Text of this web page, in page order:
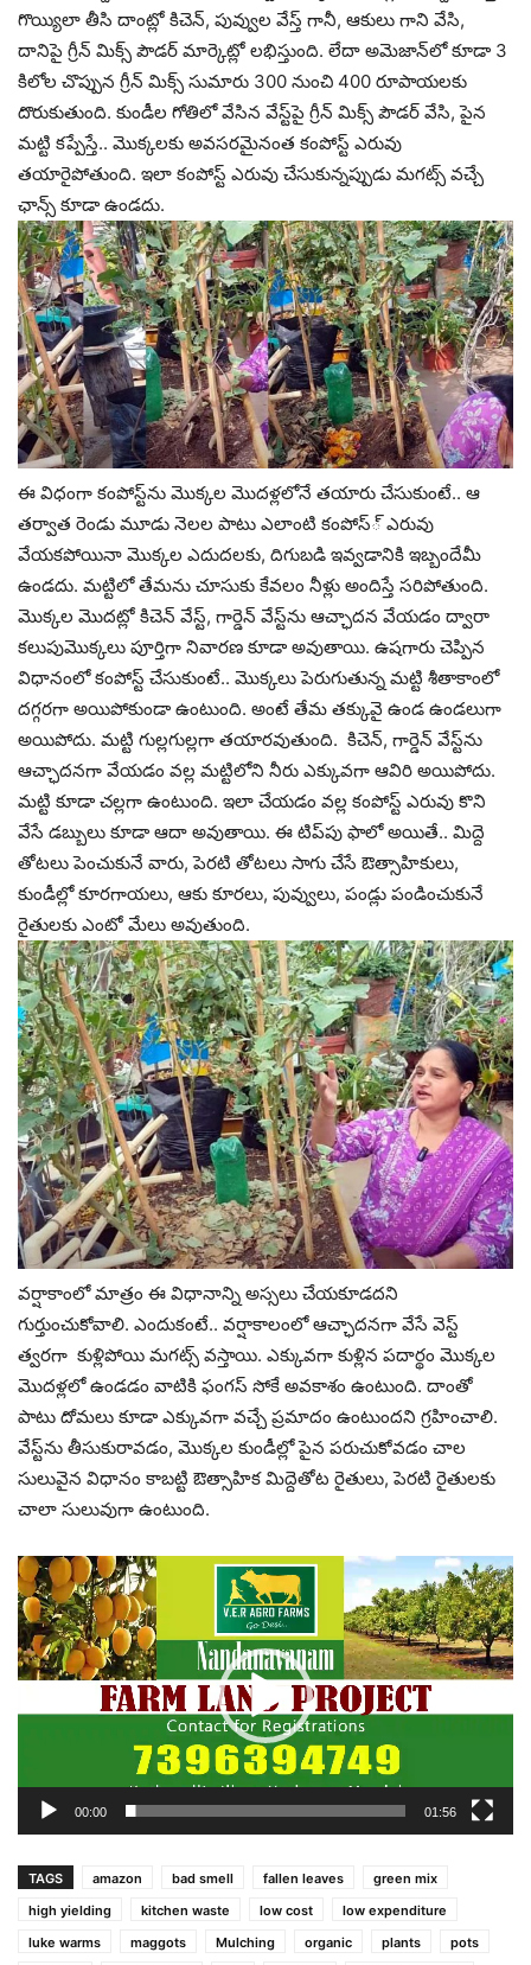
గొయ్యిలా తీసి దాంట్లో కిచెన్‌, పువ్వుల వేస్త్‌ గానీ, ఆకులు గాని వేసి,
దానిపై గ్రీన్‌ మిక్స్ పౌడర్ మార్కెట్లో లభిస్తుంది. లేదా అమెజాన్‌లో కూడా 3
కిలోల చొప్పున గ్రీన్ మిక్స్‌ సుమారు 300 నుంచి 400 రూపాయలకు
దొరుకుతుంది. కుండీల గోతిలో వేసిన వేస్ట్‌పై గ్రీన్ మిక్స్‌ పౌడర్ వేసి, పైన
మట్టి కప్పేస్తే.. మొక్కలకు అవసరమైనంత కంపోస్ట్‌ ఎరువు
తయారైపోతుంది. ఇలా కంపోస్ట్ ఎరువు చేసుకున్నప్పుడు మగట్స్ వచ్చే
ఛాన్స్ కూడా ఉండదు.
ఈ విధంగా కంపోస్ట్‌ను మొక్కల మొదళ్లలోనే తయారు చేసుకుంటే.. ఆ
తర్వాత రెండు మూడు నెలల పాటు ఎలాంటి కంపోస్‌్ ఎరువు
వేయకపోయినా మొక్కల ఎదుదలకు, దిగుబడి ఇవ్వడానికి ఇబ్బందేమీ
ఉండదు. మట్టిలో తేమను చూసుకు కేవలం నీళ్లు అందిస్తే సరిపోతుంది.
మొక్కల మొదట్లో కిచెన్ వేస్ట్‌, గార్డెన్ వేస్ట్‌ను ఆచ్ఛాదన వేయడం ద్వారా
కలుపుమొక్కలు పూర్తిగా నివారణ కూడా అవుతాయి. ఉషగారు చెప్పిన
విధానంలో కంపోస్ట్ చేసుకుంటే.. మొక్కలు పెరుగుతున్న మట్టి శీతాకాంలో
దగ్గరగా అయిపోకుండా ఉంటుంది. అంటే తేమ తక్కువై ఉండ ఉండలుగా
అయిపోదు. మట్టి గుల్లగుల్లగా తయారవుతుంది. కిచెన్‌, గార్డెన్‌ వేస్ట్‌ను
ఆచ్ఛాదనగా వేయడం వల్ల మట్టిలోని నీరు ఎక్కువగా ఆవిరి అయిపోదు.
మట్టి కూడా చల్లగా ఉంటుంది. ఇలా చేయడం వల్ల కంపోస్ట్‌ ఎరువు కొని
వేసే డబ్బులు కూడా ఆదా అవుతాయి. ఈ టిప్‌పు ఫాలో అయితే.. మిద్దె
తోటలు పెంచుకునే వారు, పెరటి తోటలు సాగు చేసే ఔత్సాహికులు,
కుండీల్లో కూరగాయలు, ఆకు కూరలు, పువ్వులు, పండ్లు పండించుకునే
రైతులకు ఎంటో మేలు అవుతుంది.
వర్షాకాంలో మాత్రం ఈ విధానాన్ని అస్సలు చేయకూడదని
గుర్తుంచుకోవాలి. ఎందుకంటే.. వర్షాకాలంలో ఆచ్ఛాదనగా వేసే వెస్ట్‌
త్వరగా కుళ్లిపోయి మగట్స్ వస్తాయి. ఎక్కువగా కుళ్లిన పదార్థం మొక్కల
మొదళ్లలో ఉండడం వాటికి ఫంగస్ సోకే అవకాశం ఉంటుంది. దాంతో
పాటు దోమలు కూడా ఎక్కువగా వచ్చే ప్రమాదం ఉంటుందని గ్రహించాలి.
వేస్ట్‌ను తీసుకురావడం, మొక్కల కుండీల్లో పైన పరుచుకోవడం చాల
సులువైన విధానం కాబట్టి ఔత్సాహిక మిద్దెతోట రైతులు, పెరటి రైతులకు
చాలా సులువుగా ఉంటుంది.
Video
Player
00:00 01:56
TAGS amazon bad smell fallen leaves
green mix
high yielding
kitchen waste low cost
low expenditure
luke warms
maggots Mulching organic plants
pots